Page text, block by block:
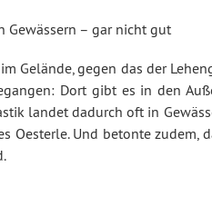
Gewässern – gar nicht gut
Gelände, gegen das der
Dort gibt es in den
landet dadurch oft in
Oesterle. Und betonte